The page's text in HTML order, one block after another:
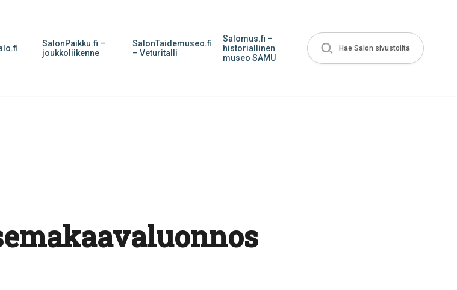
SalonPaikku.fi –
joukkoliikenne
SalonTaidemuseo.fi
– Veturitalli
Salomus.fi –
historiallinen
museo SAMU
Hae Salon sivustoilta